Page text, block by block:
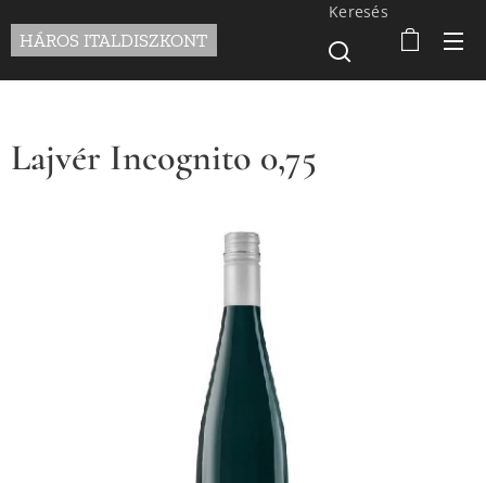
HÁROS ITALDISZKONT
Keresés
Lajvér Incognito 0,75